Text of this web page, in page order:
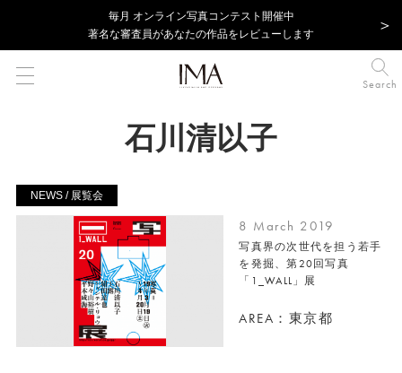
毎⽉ オンライン写真コンテスト開催中
著名な審査員があなたの作品をレビューします
Search
石川清以子
NEWS / 展覧会
8 March 2019
写真界の次世代を担う若手
を発掘、第20回写真
「1_WALL」展
AREA：東京都